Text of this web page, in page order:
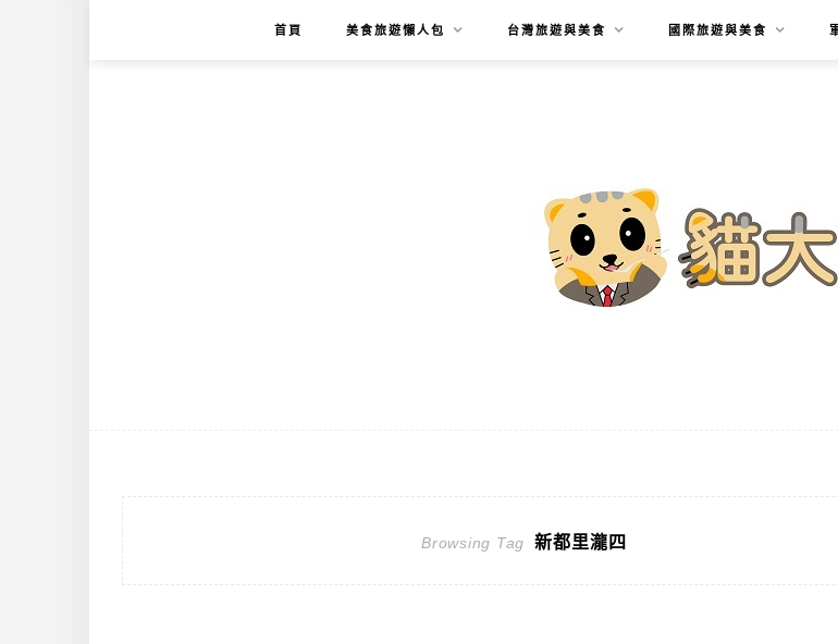
首頁 美食旅遊懶人包 台灣旅遊與美食 國際旅遊與美食
Browsing Tag 新都里瀧四